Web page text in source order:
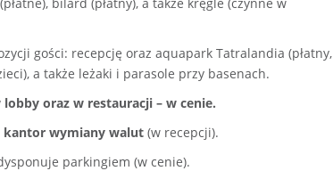
gości: recepcję oraz aquapark Tatralandia (płatny,
a także leżaki i parasole przy basenach.
oraz w restauracji – w cenie.
kantor wymiany walut (w recepcji).
parkingiem (w cenie).